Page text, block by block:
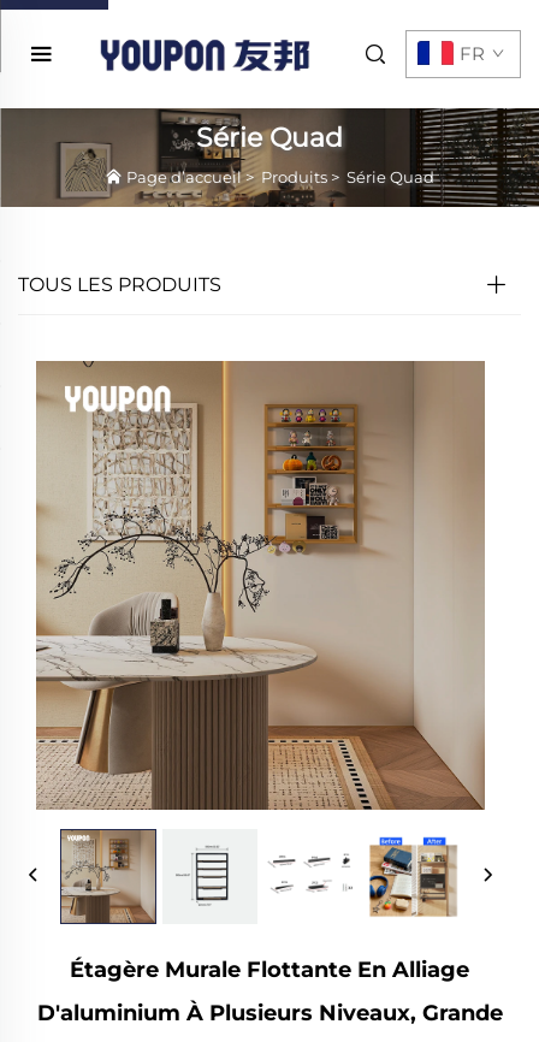
FR
Série Quad
Page d’accueil> Produits > Série Quad
TOUS LES PRODUITS
Étagère Murale Flottante En Alliage
D'aluminium À Plusieurs Niveaux, Grande